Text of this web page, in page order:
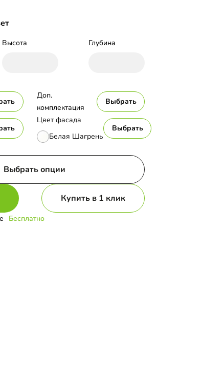
Высота Глубина
Цвет фасада
Белая Шагрень
Выбрать
Доп.
комплектация
Выбрать
Выбрать опции
Купить в 1 клик
Бесплатно